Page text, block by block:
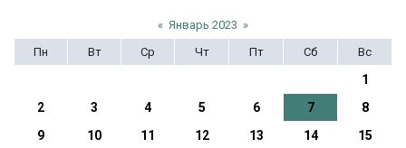
« Январь 2023 »
Пн
Вт Ср Чт Пт Сб Вс
1
2
3 4 5 6 7
8
9
10 11 12 13 14
15